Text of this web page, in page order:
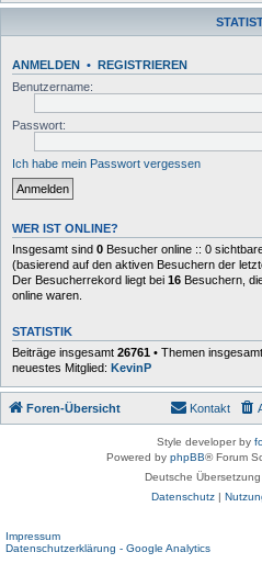
ANMELDEN • REGISTRIEREN
Benutzername:
Passwort:
Ich habe mein Passwort vergessen
WER IST ONLINE?
Insgesamt sind 0 Besucher online :: 0
(basierend auf den aktiven Besuchern der
Der Besucherrekord liegt bei 16 Besuchern,
online waren.
STATISTIK
Beiträge insgesamt 26761 • Themen insgesamt
neuestes Mitglied: KevinP
Foren-Übersicht Kontakt
Style developer by
Powered by phpBB® Forum
Deutsche
Datenschutz|
Impressum
Datenschutzerklärung - Google Analytics